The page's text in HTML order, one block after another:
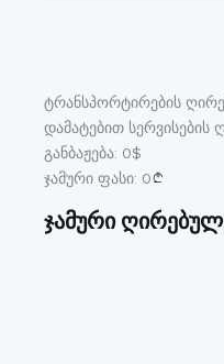
ტრანსპორტირების
დამატებით სერვისების
განბაჟება: 0$
ჯამური ფასი: 0
ჯამური